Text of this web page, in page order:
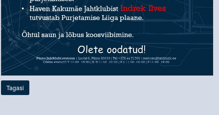
Tagasi